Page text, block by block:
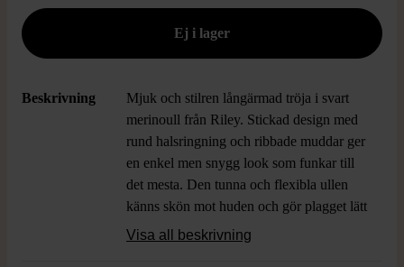
Beskrivning
Mjuk och stilren långärmad tröja i svart
merinoull från Riley. Stickad design med
rund halsringning och ribbade muddar ger
en enkel men snygg look som funkar till
det mesta. Den tunna och flexibla ullen
känns skön mot huden och gör plagget lätt
att bära både till vardags och mer uppklätt.
Visa all beskrivning